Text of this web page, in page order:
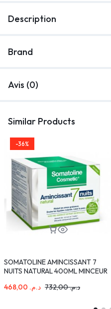
Description
Brand
Avis (0)
Similar Products
-36%
SOMATOLINE AMINCISSANT 7
NUITS NATURAL 400ML MINCEUR
د.م. د.م.732,00